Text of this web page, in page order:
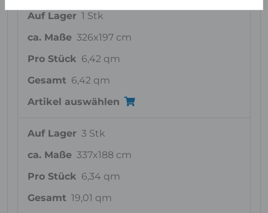
Auf Lager 1 Stk
ca. Maße 326x197 cm
Pro Stück 6,42 qm
Gesamt 6,42 qm
Artikel auswählen
Auf Lager 3 Stk
ca. Maße 337x188 cm
Pro Stück 6,34 qm
Gesamt 19,01 qm